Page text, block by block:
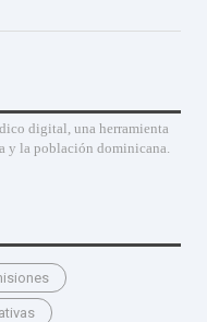
digital, una herramienta
y la población dominicana.